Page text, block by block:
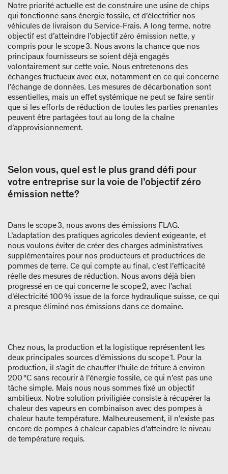
Notre priorité actuelle est de construire une usine de chips
qui fonctionne sans énergie fossile, et d’électrifier nos
véhicules de livraison du Service-Frais. A long terme, notre
objectif est d’atteindre l’objectif zéro émission nette, y
compris pour le scope 3. Nous avons la chance que nos
principaux fournisseurs se soient déjà engagés
volontairement sur cette voie. Nous entretenons des
échanges fructueux avec eux, notamment en ce qui concerne
l’échange de données. Les mesures de décarbonation sont
essentielles, mais un effet systémique ne peut se faire sentir
que si les efforts de réduction de toutes les parties prenantes
peuvent être partagées tout au long de la chaîne
d’approvisionnement.
Selon vous, quel est le plus grand défi pour
votre entreprise sur la voie de l’objectif zéro
émission nette?
Dans le scope 3, nous avons des émissions FLAG.
L’adaptation des pratiques agricoles devient exigeante, et
nous voulons éviter de créer des charges administratives
supplémentaires pour nos producteurs et productrices de
pommes de terre. Ce qui compte au final, c’est l’efficacité
réelle des mesures de réduction. Nous avons déjà bien
progressé en ce qui concerne le scope 2, avec l’achat
d’électricité 100 % issue de la force hydraulique suisse, ce qui
a presque éliminé nos émissions dans ce domaine.
Chez nous, la production et la logistique représentent les
deux principales sources d’émissions du scope 1. Pour la
production, il s’agit de chauffer l’huile de friture à environ
200 °C sans recourir à l’énergie fossile, ce qui n’est pas une
tâche simple. Mais nous nous sommes fixé un objectif
ambitieux. Notre solution priviligiée consiste à récupérer la
chaleur des vapeurs en combinaison avec des pompes à
chaleur haute température. Malheureusement, il n’existe pas
encore de pompes à chaleur capables d’atteindre le niveau
de température requis.